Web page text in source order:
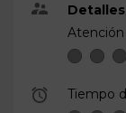
Atención
Tiempo